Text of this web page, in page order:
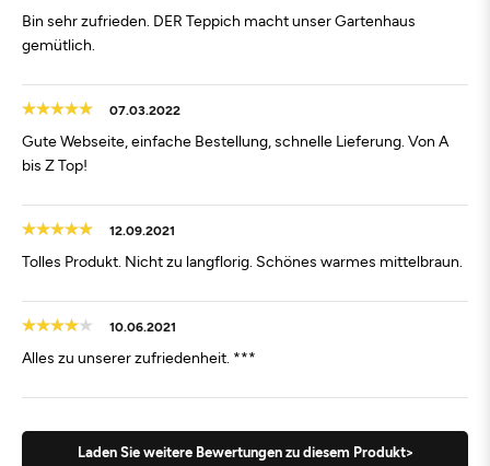
Bin sehr zufrieden. DER Teppich macht unser Gartenhaus
gemütlich.
07.03.2022
Gute Webseite, einfache Bestellung, schnelle Lieferung. Von A
bis Z Top!
12.09.2021
Tolles Produkt. Nicht zu langflorig. Schönes warmes mittelbraun.
10.06.2021
Alles zu unserer zufriedenheit. ***
Laden Sie weitere Bewertungen zu diesem Produkt>